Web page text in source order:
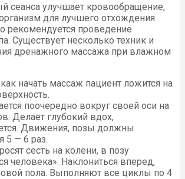
сеанса улучшает кровообращение,
для лучшего отхождения
рекомендуется проведение
Существует несколько техник и
дренажного массажа при влажном
начать массаж пациент ложится на
поочередно вокруг своей оси на
Делает глубокий вдох,
Движения, позы должны
5 — 6 раз.
сесть на колени, в позу
человека». Наклониться вперед,
пола. Выполняют все циклы по 4